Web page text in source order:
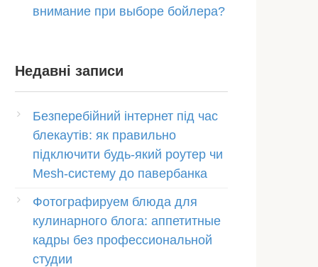
внимание при выборе бойлера?
Недавні записи
Безперебійний інтернет під час
блекаутів: як правильно
підключити будь-який роутер чи
Mesh-систему до павербанка
Фотографируем блюда для
кулинарного блога: аппетитные
кадры без профессиональной
студии